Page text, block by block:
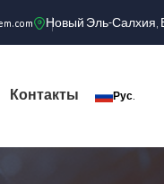
Новый Эль-Салхия,
Контакты Рус.